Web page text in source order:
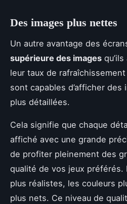
Des images plus nettes
Un autre avantage des
supérieure des images
leur taux de
sont capables d’afficher
plus détaillées.
Cela signifie que chaque
affiché avec une grande
de profiter pleinement des
qualité de vos jeux
plus réalistes, les couleurs
plus nets. Ce niveau de